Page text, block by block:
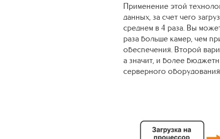
Применение этой
данных, за счет чего
среднем в 4 раза. Вы
раза больше камер, чем
обеспечения. Второй
а значит, и более
серверного